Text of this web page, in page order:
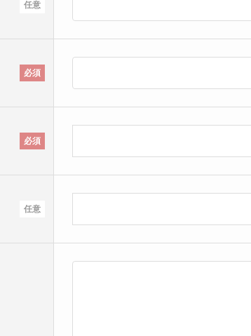
任意
必須
必須
任意